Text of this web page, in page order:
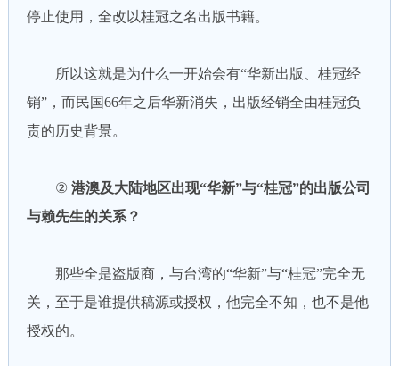
停止使用，全改以桂冠之名出版书籍。
所以这就是为什么一开始会有“华新出版、桂冠经
销”，而民国66年之后华新消失，出版经销全由桂冠负
责的历史背景。
② 港澳及大陆地区出现“华新”与“桂冠”的出版公司
与赖先生的关系？
那些全是盗版商，与台湾的“华新”与“桂冠”完全无
关，至于是谁提供稿源或授权，他完全不知，也不是他
授权的。